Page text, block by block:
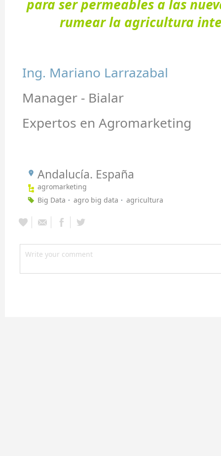
para ser permeables a las
rumear la agricultura
Ing. Mariano Larrazabal
Manager - Bialar
Expertos en Agromarketing
Andalucía. España
agromarketing
Big Data
agro big data agricultura